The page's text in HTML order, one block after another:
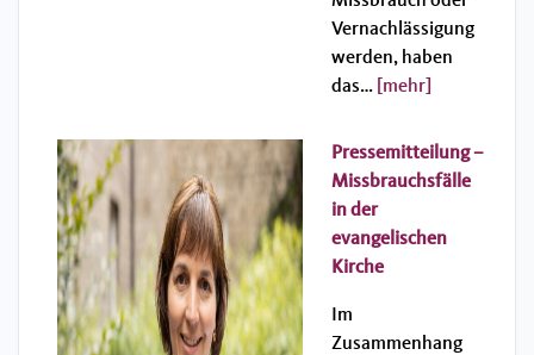
Vernachlässigung
werden, haben
das… [mehr]
Pressemitteilung –
Missbrauchsfälle
in der
evangelischen
Kirche
Im
Zusammenhang